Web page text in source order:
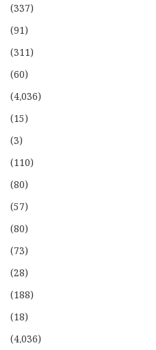
(337)
(91)
(311)
(60)
(4،036)
(15)
(3)
(110)
(80)
(57)
(80)
(73)
(28)
(188)
(18)
(4،036)